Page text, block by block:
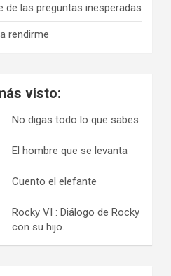
de las preguntas inesperadas
rendirme
visto:
No digas todo lo que sabes
El hombre que se levanta
Cuento el elefante
Rocky VI : Diálogo de Rocky
con su hijo.